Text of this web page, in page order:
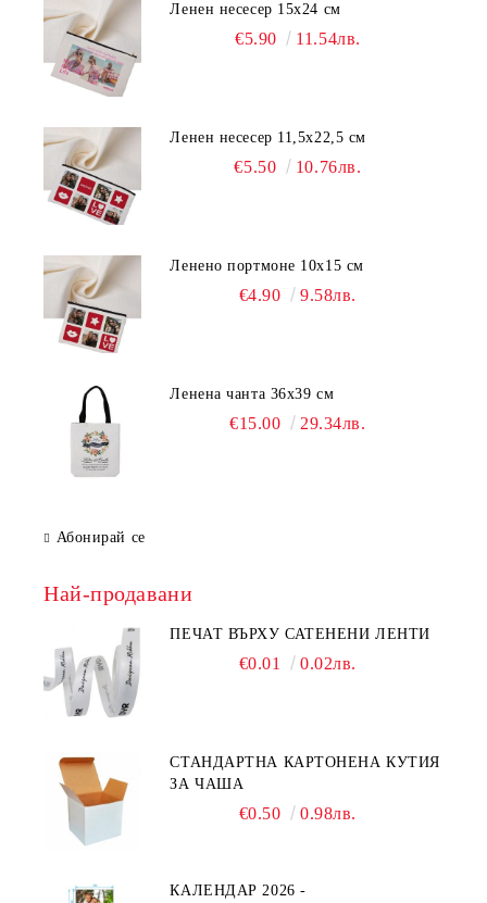
Ленен несесер 15х24 см
€5.90 11.54лв.
Ленен несесер 11,5х22,5 см
€5.50 10.76лв.
Ленено портмоне 10х15 см
€4.90 9.58лв.
Ленена чанта 36х39 см
€15.00 29.34лв.
Абонирай се
Най-продавани
ПЕЧАТ ВЪРХУ САТЕНЕНИ ЛЕНТИ
€0.01 0.02лв.
СТАНДАРТНА КАРТОНЕНА КУТИЯ
ЗА ЧАША
€0.50 0.98лв.
КАЛЕНДАР 2026 -